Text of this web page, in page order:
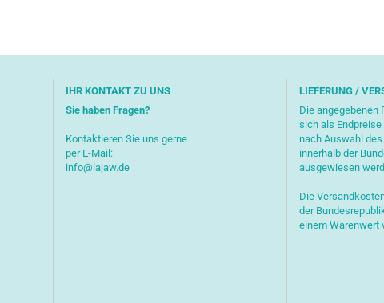
IHR KONTAKT ZU UNS
Sie haben Fragen?
Kontaktieren Sie uns gerne
per E-Mail:
info@lajaw.de
LIEFERUNG /
Die angegebenen
sich als
nach Auswahl
innerhalb der
ausgewiesen
Die
der
einem Warenwert